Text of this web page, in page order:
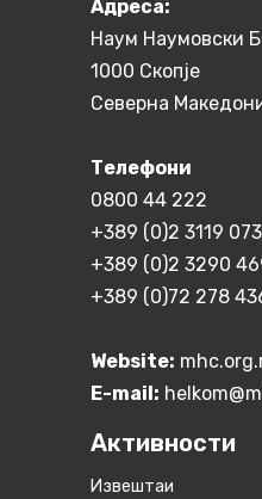
Aдреса:
Наум Наумовски
1000 Скопје
Северна
Телефони
0800 44 222
+389 (0)2 3119 073
+389 (0)2 3290
+389 (0)72 278
Website:
E-mail:
Активности
Извештаи